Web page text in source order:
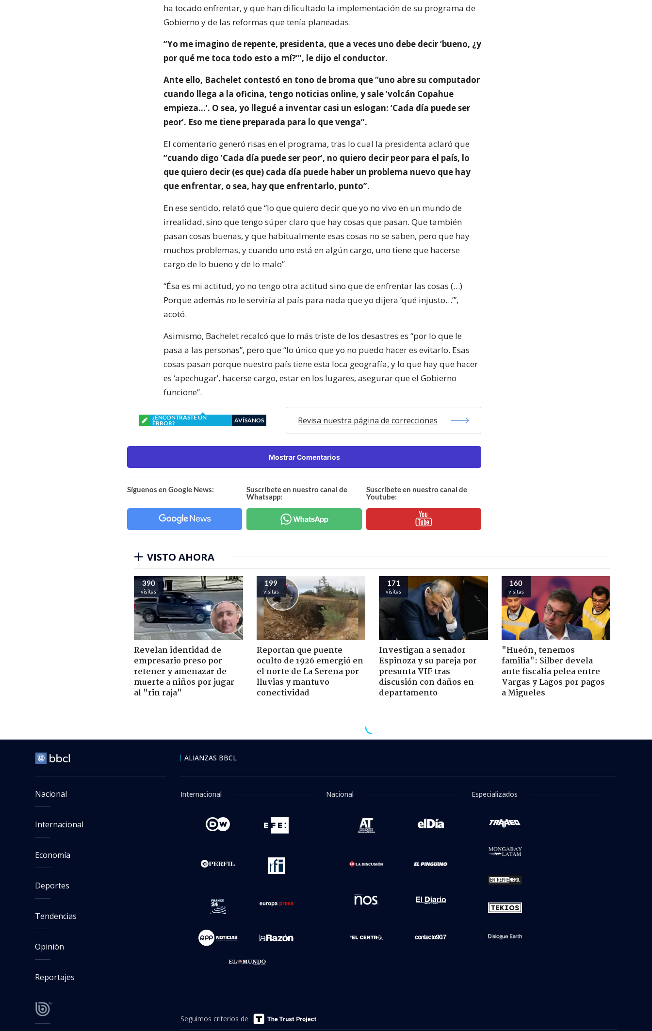
ha tocado enfrentar, y que han dificultado la implementación de su programa de
Gobierno y de las reformas que tenía planeadas.
“Yo me imagino de repente, presidenta, que a veces uno debe decir ‘bueno, ¿y
por qué me toca todo esto a mí?’”, le dijo el conductor.
Ante ello, Bachelet contestó en tono de broma que “uno abre su computador
cuando llega a la oficina, tengo noticias online, y sale ‘volcán Copahue
empieza…’. O sea, yo llegué a inventar casi un eslogan: ‘Cada día puede ser
peor’. Eso me tiene preparada para lo que venga”.
El comentario generó risas en el programa, tras lo cual la presidenta aclaró que
“cuando digo ‘Cada día puede ser peor’, no quiero decir peor para el país, lo
que quiero decir (es que) cada día puede haber un problema nuevo que hay
que enfrentar, o sea, hay que enfrentarlo, punto”.
En ese sentido, relató que “lo que quiero decir que yo no vivo en un mundo de
irrealidad, sino que tengo súper claro que hay cosas que pasan. Que también
pasan cosas buenas, y que habitualmente esas cosas no se saben, pero que hay
muchos problemas, y cuando uno está en algún cargo, uno tiene que hacerse
cargo de lo bueno y de lo malo”.
“Ésa es mi actitud, yo no tengo otra actitud sino que de enfrentar las cosas (…)
Porque además no le serviría al país para nada que yo dijera ‘qué injusto…’”,
acotó.
Asimismo, Bachelet recalcó que lo más triste de los desastres es “por lo que le
pasa a las personas”, pero que “lo único que yo no puedo hacer es evitarlo. Esas
cosas pasan porque nuestro país tiene esta loca geografía, y lo que hay que hacer
es ‘apechugar’, hacerse cargo, estar en los lugares, asegurar que el Gobierno
funcione”.
¿ENCONTRASTE UN
ERROR?
AVÍSANOS Revisa nuestra página de correcciones
Mostrar Comentarios
Síguenos en Google News:
Suscríbete en nuestro canal de
Whatsapp:
Suscríbete en nuestro canal de
Youtube:
VISTO AHORA
390
visitas
Revelan identidad de
empresario preso por
retener y amenazar de
muerte a niños por jugar
al "rin raja"
199
visitas
Reportan que puente
oculto de 1926 emergió en
el norte de La Serena por
lluvias y mantuvo
conectividad
171
visitas
Investigan a senador
Espinoza y su pareja por
presunta VIF tras
discusión con daños en
departamento
160
visitas
"Hueón, tenemos
familia": Silber devela
ante fiscalía pelea entre
Vargas y Lagos por pagos
a Migueles
Real Madrid oficializa el fichaje de Yan Diomande: sería
Pablo Velozo
Relacionados
el Mundial: "Buena noticia